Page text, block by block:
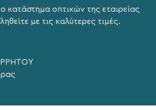
κατάστημα οπτικών της εταιρείας
με τις καλύτερες τιμές.